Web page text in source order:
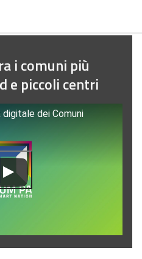
i comuni più
e piccoli centri
digitale dei Comuni